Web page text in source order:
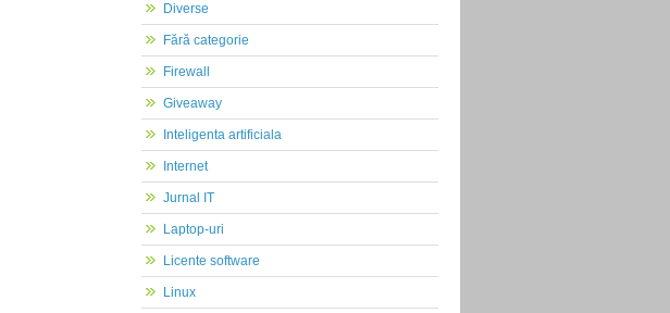
Diverse
Fără categorie
Firewall
Giveaway
Inteligenta artificiala
Internet
Jurnal IT
Laptop-uri
Licente software
Linux